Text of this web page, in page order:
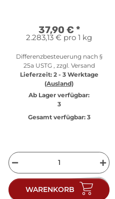
37,90 € *
2.283,13 € pro 1 kg
Differenzbesteuerung nach §
25a USTG , zzgl. Versand
Lieferzeit: 2 - 3 Werktage
(Ausland)
Ab Lager verfügbar:
3
Gesamt verfügbar:3
WARENKORB